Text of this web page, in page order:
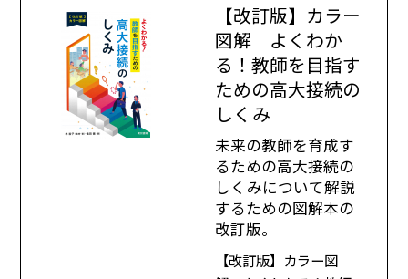
【改訂版】カラー
図解 よくわか
る！教師を目指す
ための高大接続の
しくみ
未来の教師を育成す
るための高大接続の
しくみについて解説
するための図解本の
改訂版。
【改訂版】カラー図